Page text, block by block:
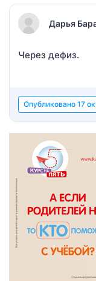
Дарья
Через дефиз.
Опубликовано 17